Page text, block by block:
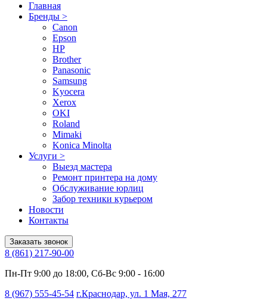
Главная
Бренды >
Canon
Epson
HP
Brother
Panasonic
Samsung
Kyocera
Xerox
OKI
Roland
Mimaki
Konica Minolta
Услуги >
Выезд мастера
Ремонт принтера на дому
Обслуживание юрлиц
Забор техники курьером
Новости
Контакты
Заказать звонок
8 (861) 217-90-00
Пн-Пт 9:00 до 18:00, Сб-Вс 9:00 - 16:00
8 (967) 555-45-54 г.Краснодар, ул. 1 Мая, 277